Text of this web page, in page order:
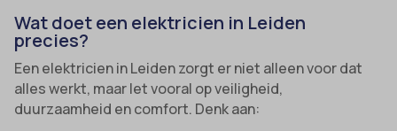
Wat doet een elektricien in Leiden
precies?
Een elektricien in Leiden zorgt er niet alleen voor dat
alles werkt, maar let vooral op veiligheid,
duurzaamheid en comfort. Denk aan: